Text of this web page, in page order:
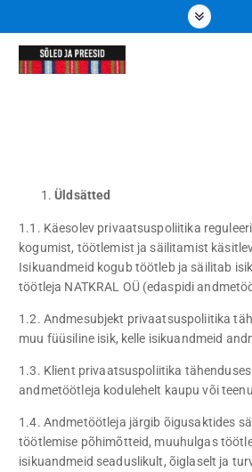
Üldsätted
1.1. Käesolev privaatsuspoliitika
kogumist, töötlemist ja säilitamist
Isikuandmeid kogub töötleb ja säilitab
töötleja NATKRAL OÜ (edaspidi
1.2. Andmesubjekt privaatsuspoliitika
muu füüsiline isik, kelle isikuandmeid
1.3. Klient privaatsuspoliitika
andmetöötleja kodulehelt kaupu või
1.4. Andmetöötleja järgib õigusaktides
töötlemise põhimõtteid, muuhulgas
isikuandmeid seaduslikult, õiglaselt ja